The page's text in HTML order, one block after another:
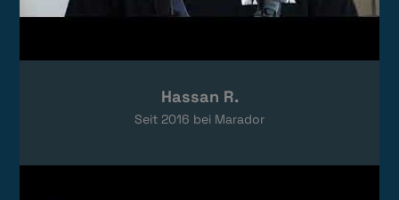
Hassan R.
Seit 2016 bei Marador